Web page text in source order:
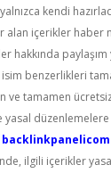
kendi
alan içerikler haber
hakkında paylaşım
benzerlikleri
ve tamamen
düzenlemelere
ilgili içerikler